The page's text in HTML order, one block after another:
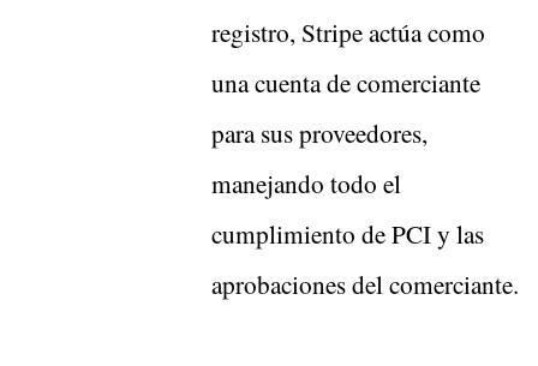
registro, Stripe actúa como
una cuenta de comerciante
para sus proveedores,
manejando todo el
cumplimiento de PCI y las
aprobaciones del comerciante.